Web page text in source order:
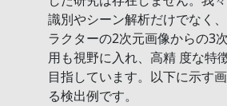
識別やシーン解析だけでなく
ラクターの2次元画像からの3
用も視野に入れ、高精 度な特
目指しています。以下に示す
る検出例です。